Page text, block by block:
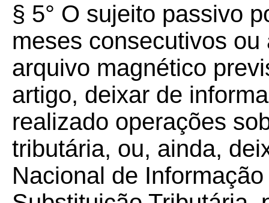
§ 5° O sujeito passivo
meses consecutivos
arquivo magnético
artigo, deixar de
realizado operações
tributária, ou, ainda,
Nacional de